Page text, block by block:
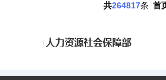
共264817条 首